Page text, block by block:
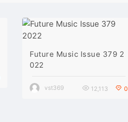
Future Music Issue 379 2
022
vst369 12,113 0